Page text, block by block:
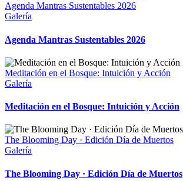
Agenda Mantras Sustentables 2026
Galería
Agenda Mantras Sustentables 2026
Meditación en el Bosque: Intuición y Acción
Galería
Meditación en el Bosque: Intuición y Acción
The Blooming Day · Edición Día de Muertos
Galería
The Blooming Day · Edición Día de Muertos